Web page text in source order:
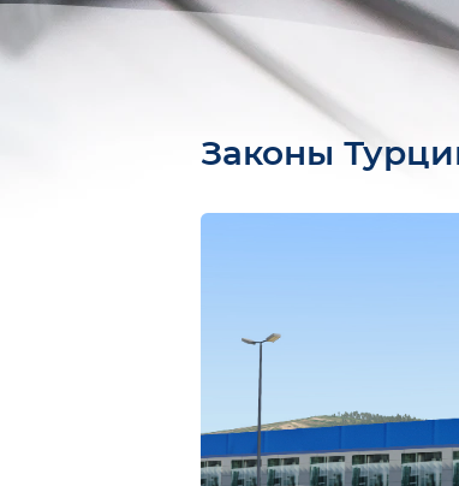
Законы